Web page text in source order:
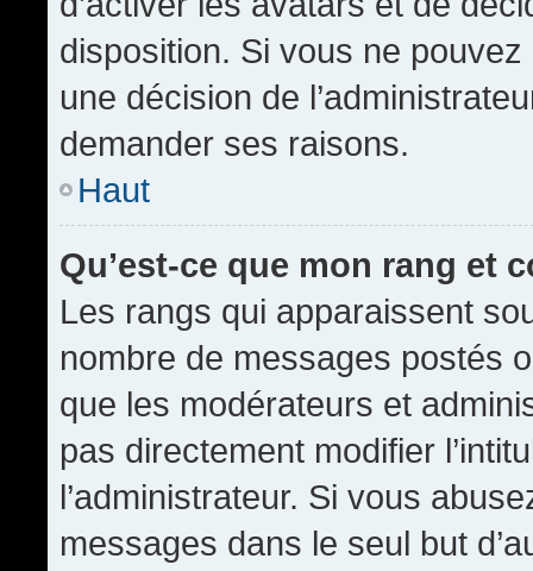
disposition. Si vous ne pouvez
une décision de
demander ses raisons.
Haut
Qu’est-ce que mon rang et
Les rangs qui apparaissent
nombre de messages postés
que les modérateurs et
pas directement modifier
l’administrateur. Si vous
messages dans le seul but